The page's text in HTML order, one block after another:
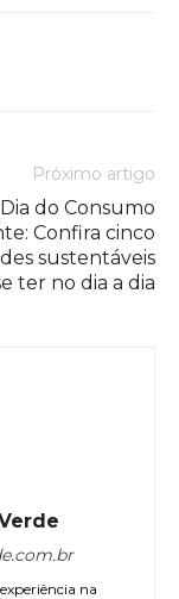
Próximo artigo
Dia do Consumo
Confira cinco
sustentáveis
ter no dia a dia
na